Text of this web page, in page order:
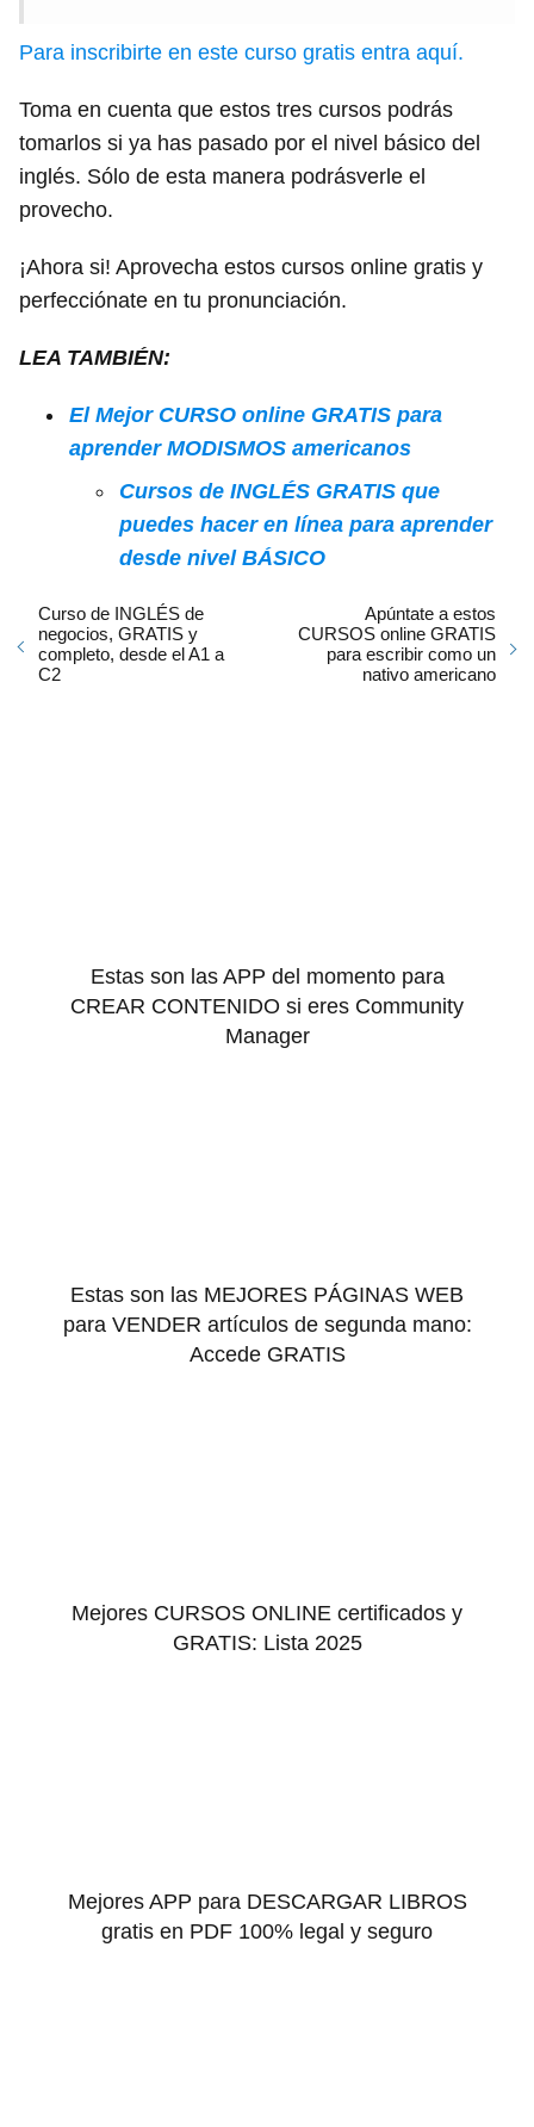
Para inscribirte en este curso gratis entra aquí.
Toma en cuenta que estos tres cursos podrás
tomarlos si ya has pasado por el nivel básico del
inglés. Sólo de esta manera podrásverle el
provecho.
¡Ahora si! Aprovecha estos cursos online gratis y
perfecciónate en tu pronunciación.
LEA TAMBIÉN:
El Mejor CURSO online GRATIS para
aprender MODISMOS americanos
Cursos de INGLÉS GRATIS que
puedes hacer en línea para aprender
desde nivel BÁSICO
Curso de INGLÉS de
negocios, GRATIS y
completo, desde el A1 a
C2
Apúntate a estos
CURSOS online GRATIS
para escribir como un
nativo americano
Estas son las APP del momento para
CREAR CONTENIDO si eres Community
Manager
Estas son las MEJORES PÁGINAS WEB
para VENDER artículos de segunda mano:
Accede GRATIS
Mejores CURSOS ONLINE certificados y
GRATIS: Lista 2025
Mejores APP para DESCARGAR LIBROS
gratis en PDF 100% legal y seguro